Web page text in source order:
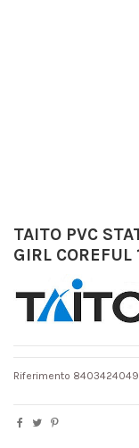
TAITO PVC
GIRL
Riferimento